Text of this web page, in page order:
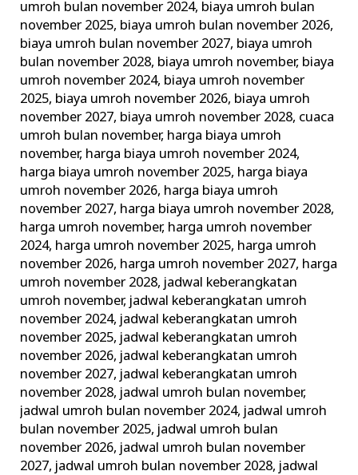
umroh bulan november 2024, biaya umroh bulan
november 2025, biaya umroh bulan november 2026,
biaya umroh bulan november 2027, biaya umroh
bulan november 2028, biaya umroh november, biaya
umroh november 2024, biaya umroh november
2025, biaya umroh november 2026, biaya umroh
november 2027, biaya umroh november 2028, cuaca
umroh bulan november, harga biaya umroh
november, harga biaya umroh november 2024,
harga biaya umroh november 2025, harga biaya
umroh november 2026, harga biaya umroh
november 2027, harga biaya umroh november 2028,
harga umroh november, harga umroh november
2024, harga umroh november 2025, harga umroh
november 2026, harga umroh november 2027, harga
umroh november 2028, jadwal keberangkatan
umroh november, jadwal keberangkatan umroh
november 2024, jadwal keberangkatan umroh
november 2025, jadwal keberangkatan umroh
november 2026, jadwal keberangkatan umroh
november 2027, jadwal keberangkatan umroh
november 2028, jadwal umroh bulan november,
jadwal umroh bulan november 2024, jadwal umroh
bulan november 2025, jadwal umroh bulan
november 2026, jadwal umroh bulan november
2027, jadwal umroh bulan november 2028, jadwal